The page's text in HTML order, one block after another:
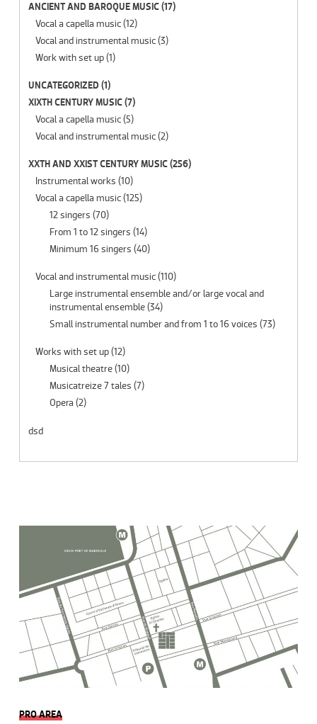
ANCIENT AND BAROQUE MUSIC(17)
Vocal a capella music(12)
Vocal and instrumental music(3)
Work with set up(1)
UNCATEGORIZED (1)
XIXTH CENTURY MUSIC(7)
Vocal a capella music(5)
Vocal and instrumental music(2)
XXTH AND XXIST CENTURY MUSIC(256)
Instrumental works (10)
Vocal a capella music(125)
12 singers (70)
From 1 to 12 singers (14)
Minimum 16 singers (40)
Vocal and instrumental music(110)
Large instrumental ensemble and/or large vocal and
instrumental ensemble(34)
Small instrumental number and from 1 to 16 voices (73)
Works with set up(12)
Musical theatre(10)
Musicatreize 7 tales (7)
Opera (2)
dsd
PRO AREA